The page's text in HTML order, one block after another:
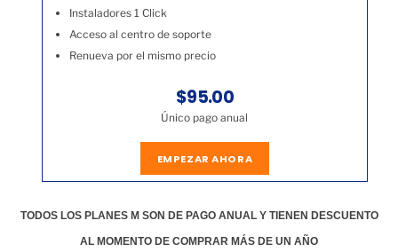
Instaladores 1 Click
Acceso al centro de soporte
Renueva por el mismo precio
$95.00
Único pago anual
EMPEZAR AHORA
TODOS LOS PLANES M SON DE PAGO ANUAL Y TIENEN DESCUENTO
AL MOMENTO DE COMPRAR MÁS DE UN AÑO